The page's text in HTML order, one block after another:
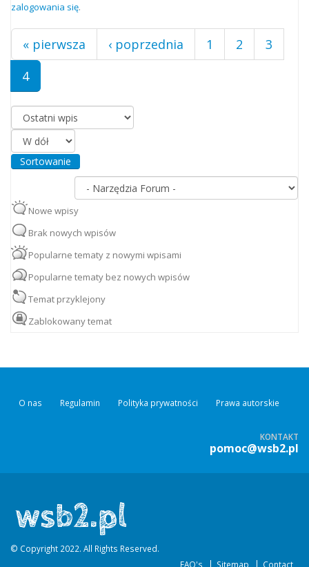
zalogowania się.
« pierwsza ‹ poprzednia 1 2
3
4
Porządkuj według
Sortowanie
Nowe wpisy
Brak nowych wpisów
Popularne tematy z nowymi wpisami
Popularne tematy bez nowych wpisów
Temat przyklejony
Zablokowany temat
O nas Regulamin Polityka prywatności Prawa autorskie
KONTAKT
pomoc@wsb2.pl
© Copyright 2022. All Rights Reserved.
FAQ's
Sitemap Contact